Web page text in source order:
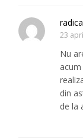
23
Nu
din
de la